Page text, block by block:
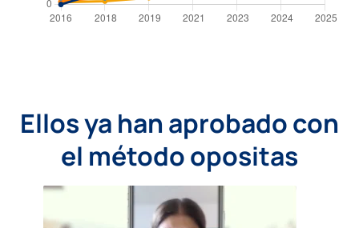
Ellos ya han aprobado con
el método opositas